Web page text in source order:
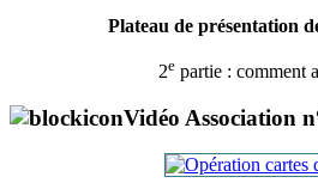
Plateau de présentation
2epartie : comment
Vidéo Association